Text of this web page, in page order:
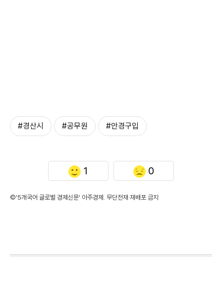
#경산시 #공무원 #안경구입
1 0
©'5개국어 글로벌 경제신문' 아주경제. 무단전재·재배포 금지